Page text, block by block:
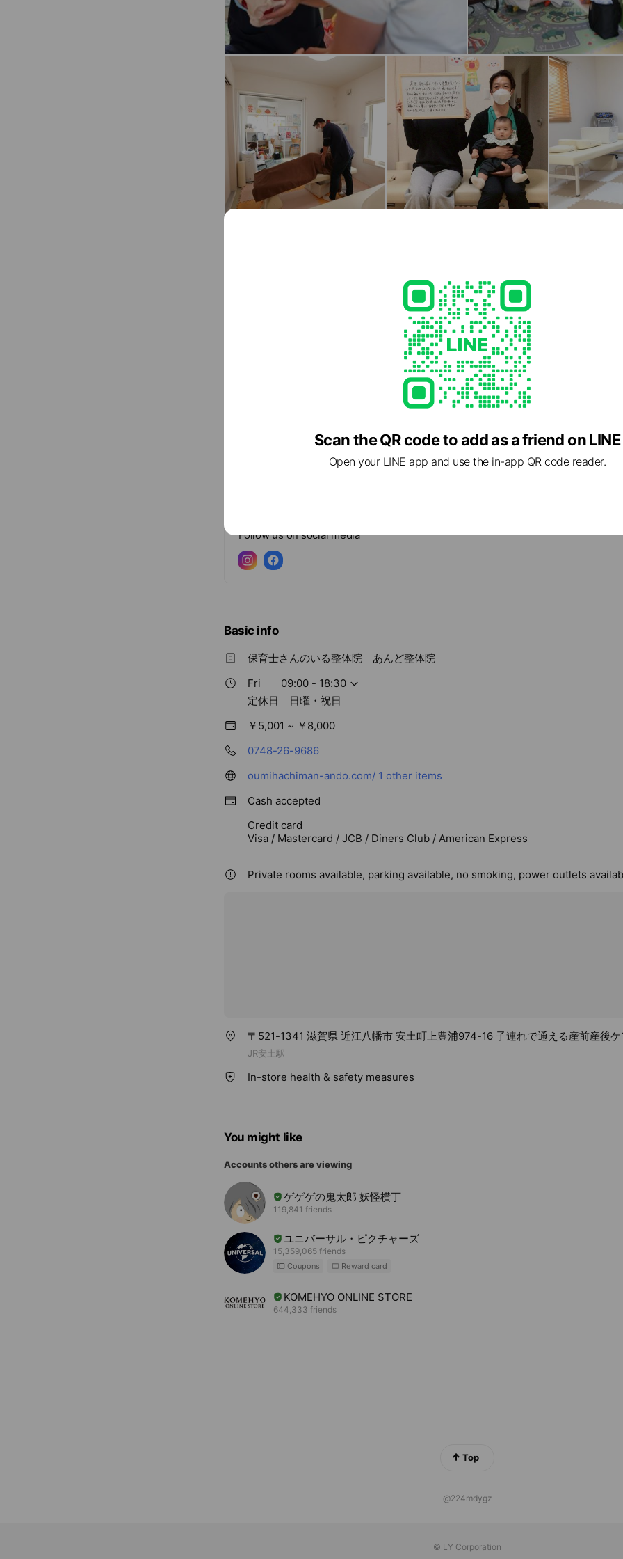
Follow us on social media
Basic info
保育士さんのいる整体院 あんど整体院
Fri
09:00 - 18:30
定休日 日曜・祝日
￥5,001 ~ ￥8,000
0748-26-9686
oumihachiman-ando.com/ 1 other items
Cash accepted
Credit card
Visa / Mastercard / JCB / Diners Club / American Express
Private rooms available, parking available, no smoking, power outlets
〒521-1341 滋賀県 近江八幡市 安土町上豊浦974-16 子連れで通える産前産後
JR安土駅
In-store health & safety measures
You might like
Accounts others are viewing
ゲゲゲの鬼太郎 妖怪横丁
119,841 friends
ユニバーサル・ピクチャーズ
15,359,065 friends
Coupons Reward card
KOMEHYO ONLINE STORE
644,333 friends
Top
@224mdygz
© LY Corporation
Scan the QR code to add as a friend on LINE
Open your LINE app and use the in-app QR code reader.